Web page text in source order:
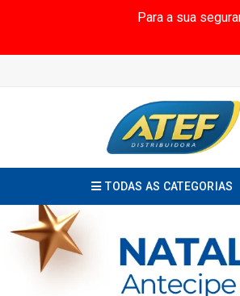
Para a sua
TODAS AS CATEGORIAS